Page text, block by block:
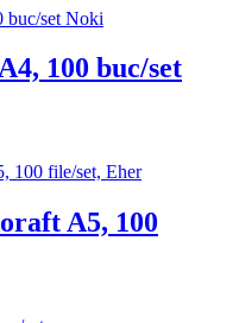
100 buc/set
A5, 100